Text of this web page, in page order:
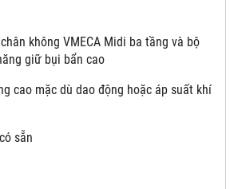
không VMECA Midi ba tầng và bộ
giữ bụi bẩn cao
cao mặc dù dao động hoặc áp suất khí
sẵn